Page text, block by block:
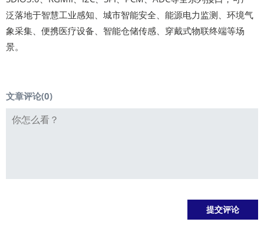
泛落地于智慧工业感知、城市智能安全、能源电力监测、环境气
象采集、便携医疗设备、智能仓储传感、穿戴式物联终端等场
景。
文章评论(0)